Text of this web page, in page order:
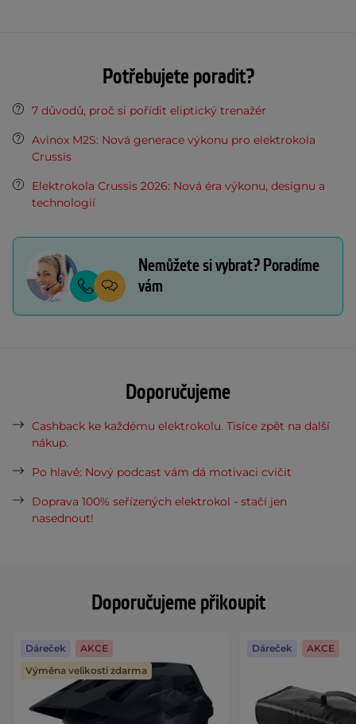
Doporučujeme přikoupit
Dáreček
AKCE
Výměna velikosti zdarma
Dáreček AKCE
Potřebujete poradit?
7 důvodů, proč si pořídit eliptický trenažér
Avinox M2S: Nová generace výkonu pro elektrokola
Crussis
Elektrokola Crussis 2026: Nová éra výkonu, designu a
technologií
Nemůžete si vybrat? Poradíme
vám
Doporučujeme
Cashback ke každému elektrokolu. Tisíce zpět na další
nákup.
Po hlavě: Nový podcast vám dá motivaci cvičit
Doprava 100% seřízených elektrokol - stačí jen
nasednout!